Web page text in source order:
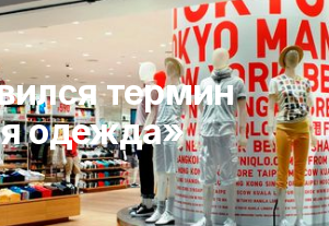
термин
одежда»